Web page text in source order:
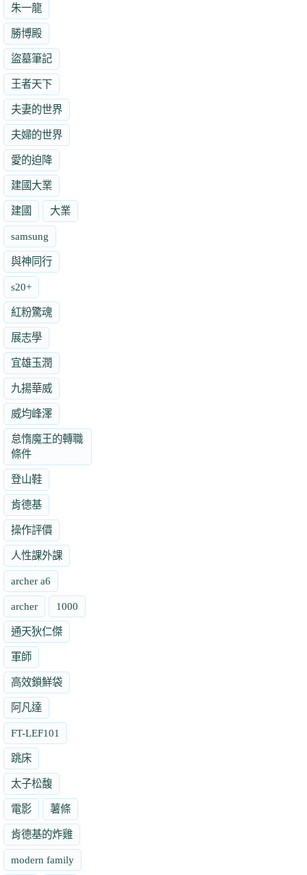
朱一龍
勝博殿
盜墓筆記
王者天下
夫妻的世界
夫婦的世界
愛的迫降
建國大業
建國 大業
samsung
與神同行
s20+
紅粉驚魂
展志學
宜雄玉潤
九揚華威
威均峰澤
怠惰魔王的轉職
條件
登山鞋
肯德基
操作評價
人性課外課
archer a6
archer 1000
通天狄仁傑
軍師
高效鎖鮮袋
阿凡達
FT-LEF101
跳床
太子松馥
電影 薯條
肯德基的炸雞
modern family